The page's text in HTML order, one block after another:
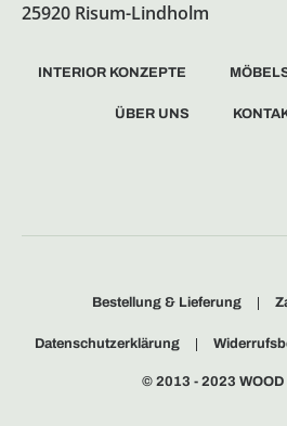
25920 Risum-Lindholm
INTERIOR KONZEPTE
ÜBER UNS
Bestellung & Lieferung
Datenschutzerklärung
© 2013 - 2023 WOOD